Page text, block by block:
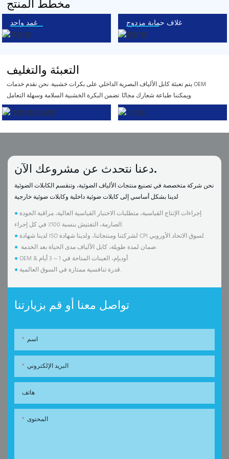
مخطط المنتج
غمد واحد غلاف حماية مزدوج
التعبئة والتغليف
يتم تعبئة كابل الألياف البصرية الداخلي على بكرات خشبية. نحن نقدم خدمات OEM
ويمكننا طباعة شعارك مجانًا. تضمن البكرة الخشبية السلامة وسهلة التعامل.
دعنا نتحدث عن مشروعك الآن.
نحن شركة متخصصة في تصنيع منتجات الألياف الضوئية، وتنقسم الكابلات الضوئية
● إجراءات الإنتاج القياسية، متطلبات الاختبار القياسية العالية، مراقبة الجودة
الصارمة، التفتيش بنسبة 100٪ في كل إجراء.
●
لدينا شهادة ISO لشركتنا ومنتجاتنا، ولدينا شهادة CPI لسوق الاتحاد الأوروبي.
●
ضمان لمدة طويلة، كابل الألياف مدى الحياة بعد الخدمة.
●
OEM & أوديإم، العينات المتاحة في 1 ~ 3 أيام.
●
قدرة تنافسية ممتازة في السوق العالمية.
تواصل معنا أو قم بزيارتنا
اسم
البريد الإلكتروني
هاتف
المحتوى